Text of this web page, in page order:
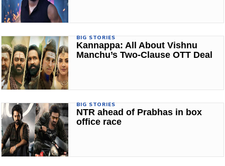
BIG STORIES
Kannappa: All About Vishnu
Manchu’s Two-Clause OTT Deal
BIG STORIES
NTR ahead of Prabhas in box
office race